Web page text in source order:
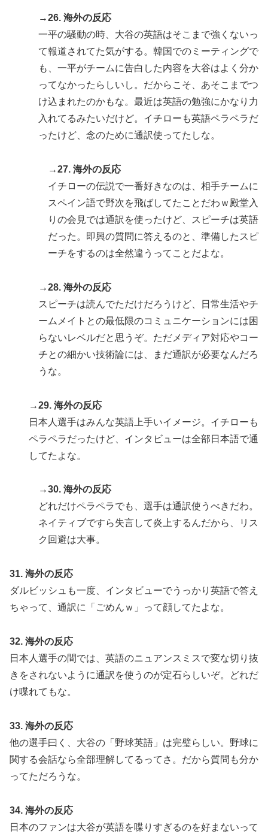
→26. 海外の反応
一平の騒動の時、大谷の英語はそこまで強くないっ
て報道されてた気がする。韓国でのミーティングで
も、一平がチームに告白した内容を大谷はよく分か
ってなかったらしいし。だからこそ、あそこまでつ
け込まれたのかもな。最近は英語の勉強にかなり力
入れてるみたいだけど。イチローも英語ペラペラだ
ったけど、念のために通訳使ってたしな。
→27. 海外の反応
イチローの伝説で一番好きなのは、相手チームに
スペイン語で野次を飛ばしてたことだわｗ殿堂入
りの会見では通訳を使ったけど、スピーチは英語
だった。即興の質問に答えるのと、準備したスピ
ーチをするのは全然違うってことだよな。
→28. 海外の反応
スピーチは読んでただけだろうけど、日常生活やチ
ームメイトとの最低限のコミュニケーションには困
らないレベルだと思うぞ。ただメディア対応やコー
チとの細かい技術論には、まだ通訳が必要なんだろ
うな。
→29. 海外の反応
日本人選手はみんな英語上手いイメージ。イチローも
ペラペラだったけど、インタビューは全部日本語で通
してたよな。
→30. 海外の反応
どれだけペラペラでも、選手は通訳使うべきだわ。
ネイティブですら失言して炎上するんだから、リス
ク回避は大事。
31. 海外の反応
ダルビッシュも一度、インタビューでうっかり英語で答え
ちゃって、通訳に「ごめんｗ」って顔してたよな。
32. 海外の反応
日本人選手の間では、英語のニュアンスミスで変な切り抜
きをされないように通訳を使うのが定石らしいぞ。どれだ
け喋れてもな。
33. 海外の反応
他の選手曰く、大谷の「野球英語」は完璧らしい。野球に
関する会話なら全部理解してるってさ。だから質問も分か
ってただろうな。
34. 海外の反応
日本のファンは大谷が英語を喋りすぎるのを好まないって